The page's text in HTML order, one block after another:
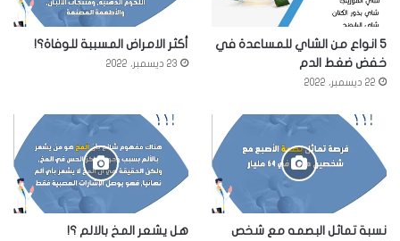
5 انواع من الشاي للمساعدة في
خفض ضغط الدم
22 ديسمبر، 2022
أكثر الامراض المسببة للوفاة؟!
23 ديسمبر، 2022
نسبة تماثل البصمه مع شخص
هل يشعر المخ بالالم ؟!